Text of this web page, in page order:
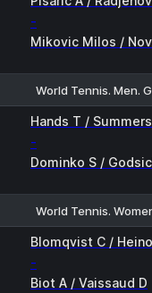
-
Mikovic Milos /
World Tennis. Men.
Hands T /
-
Dominko S /
World Tennis.
Blomqvist C /
-
Biot A / Vaissaud D